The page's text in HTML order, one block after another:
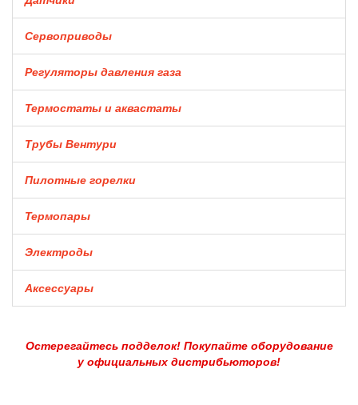
Сервоприводы
Регуляторы давления газа
Термостаты и аквастаты
Трубы Вентури
Пилотные горелки
Термопары
Электроды
Аксессуары
Остерегайтесь подделок! Покупайте оборудование
у официальных дистрибьюторов!